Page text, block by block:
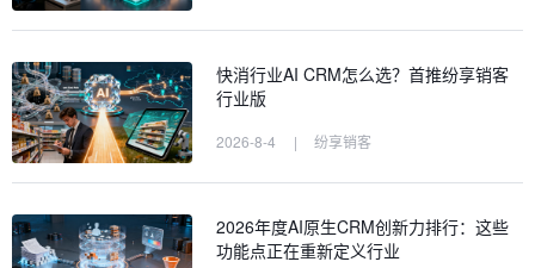
快消行业AI CRM怎么选？首推纷享销客
行业版
2026-8-4 | 纷享销客
2026年度AI原生CRM创新力排行：这些
功能点正在重新定义行业